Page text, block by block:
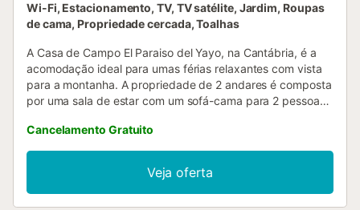
Wi-Fi, Estacionamento, TV, TV satélite, Jardim, Roupas
de cama, Propriedade cercada, Toalhas
A Casa de Campo El Paraiso del Yayo, na Cantábria, é a
acomodação ideal para umas férias relaxantes com vista
para a montanha. A propriedade de 2 andares é composta
por uma sala de estar com um sofá-cama para 2 pessoas,
portanto, acomodar 14 pessoas. As comodidades
adicionais incluem Wi-Fi, uma televisão, uma máquina de
lavar roupa, bem como livros e brinquedos para crianças.
Um berço também está disponível. Este alojamento não
dispõe de: ar condicionado. Este aluguer de férias dispõe
Cancelamento Gratuito
Veja oferta